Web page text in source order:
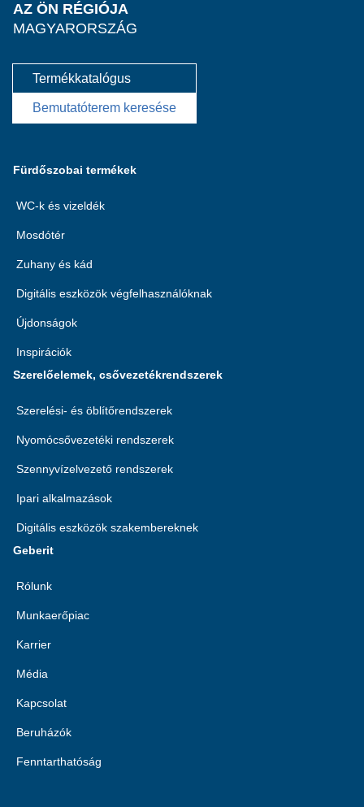
AZ ÖN RÉGIÓJA
MAGYARORSZÁG
Termékkatalógus
Bemutatóterem keresése
Fürdőszobai termékek
WC-k és vizeldék
Mosdótér
Zuhany és kád
Digitális eszközök végfelhasználóknak
Újdonságok
Inspirációk
Szerelőelemek, csővezetékrendszerek
Szerelési- és öblítőrendszerek
Nyomócsővezetéki rendszerek
Szennyvízelvezető rendszerek
Ipari alkalmazások
Digitális eszközök szakembereknek
Geberit
Rólunk
Munkaerőpiac
Karrier
Média
Kapcsolat
Beruházók
Fenntarthatóság